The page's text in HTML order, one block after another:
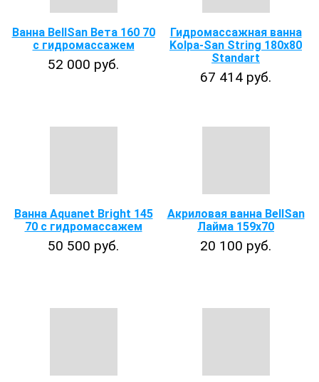
Ванна BellSan Вета 160 70
с гидромассажем
52 000 руб.
Гидромассажная ванна
Kolpa-San String 180х80
Standart
67 414 руб.
Ванна Aquanet Bright 145
70 с гидромассажем
50 500 руб.
Акриловая ванна BellSan
Лайма 159х70
20 100 руб.